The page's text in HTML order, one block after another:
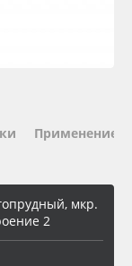
Применение
мкр.
2